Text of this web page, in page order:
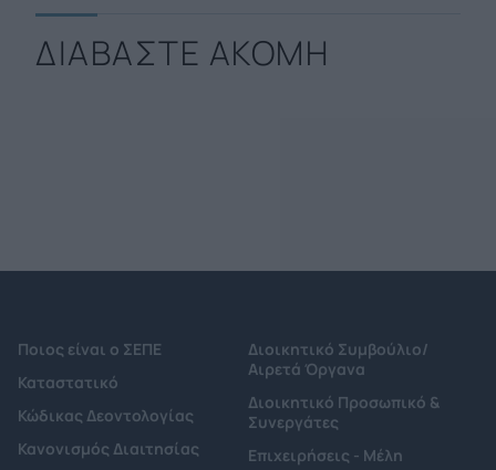
ΔΙΑΒΑΣΤΕ ΑΚΟΜΗ
Ποιος είναι ο ΣΕΠΕ
Καταστατικό
Κώδικας Δεοντολογίας
Κανονισμός Διαιτησίας
Διοικητικό Συμβούλιο/
Αιρετά Όργανα
Διοικητικό Προσωπικό &
Συνεργάτες
Επιχειρήσεις - Μέλη